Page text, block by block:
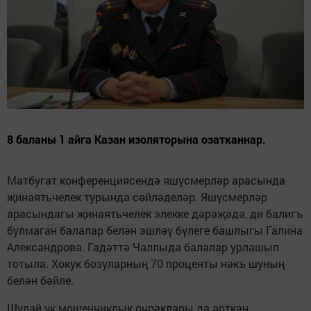
8 баланы 1 айга Казан изоляторына озатканнар.
Матбугат конференциясендә яшүсмерләр арасында
җинаятьчелек турында сөйләделәр. Яшүсмерләр
арасындагы җинаятьчелек элекке дәрәҗәдә, ди балигъ
булмаган балалар белән эшләү бүлеге башлыгы Галина
Александрова. Гадәттә Чаллыда балалар урлашып
тотыла. Хокук бозуларның 70 проценты нәкъ шуның
белән бәйле.
Шулай ук мошенниклык очраклары да арткан.